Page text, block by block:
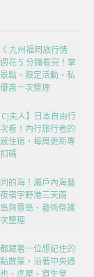
九州福岡旅行情
花 5 分鐘看完！掌
點、限定活動、私
惠一次整理
夫人】日本自由行
看！內行旅行者的
住宿，每周更新專
碼
的海！瀨戶內海藝
宿宇野港三天兩
與豐島、藝術祭護
整理
藏著一位想記住的
散策，沿著中央通
、虎屋、資生堂